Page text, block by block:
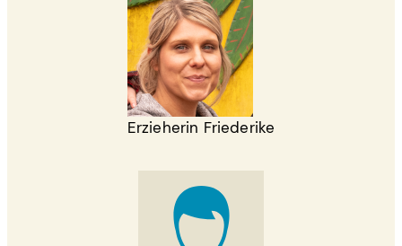
Erzieherin Friederike